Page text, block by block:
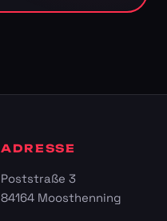
ADRESSE
Poststraße 3
84164 Moosthenning